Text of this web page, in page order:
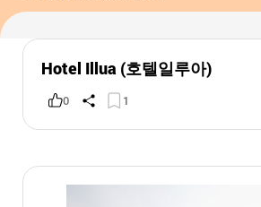
Hotel Illua (호텔일루아)
0 1